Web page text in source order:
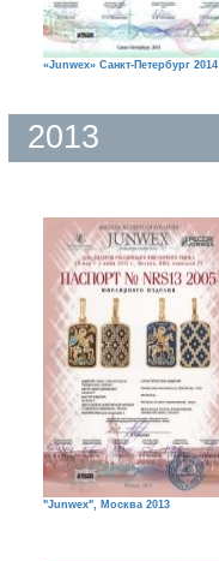
«Junwex» Санкт-Петербург 2014
2013
"Junwex", Москва 2013